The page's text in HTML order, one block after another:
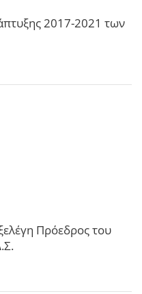
2017-2021 των
Πρόεδρος του